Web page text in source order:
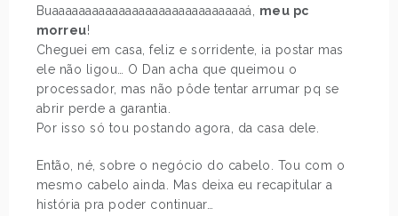
Buaaaaaaaaaaaaaaaaaaaaaaaaaaaaaá, meu pc
morreu!
Cheguei em casa, feliz e sorridente, ia postar mas
ele não ligou… O Dan acha que queimou o
processador, mas não pôde tentar arrumar pq se
abrir perde a garantia.
Por isso só tou postando agora, da casa dele.
Então, né, sobre o negócio do cabelo. Tou com o
mesmo cabelo ainda. Mas deixa eu recapitular a
história pra poder continuar…
POST ANTERIOR
DIA DE FECHAMENTO
PRÓXIMO POST
EMPREGO